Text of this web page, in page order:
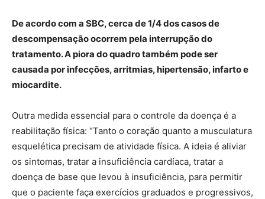
De acordo com a SBC, cerca de 1/4 dos casos de
descompensação ocorrem pela interrupção do
tratamento. A piora do quadro também pode ser
causada por infecções, arritmias, hipertensão, infarto e
miocardite.
Outra medida essencial para o controle da doença é a
reabilitação física: “Tanto o coração quanto a musculatura
esquelética precisam de atividade física. A ideia é aliviar
os sintomas, tratar a insuficiência cardíaca, tratar a
doença de base que levou à insuficiência, para permitir
que o paciente faça exercícios graduados e progressivos,